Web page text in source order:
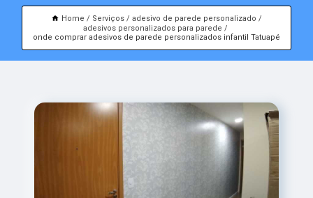
Home Serviços
adesivo de parede personalizado
adesivos personalizados para parede
onde comprar adesivos de parede personalizados infantil Tatuapé